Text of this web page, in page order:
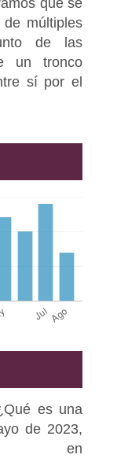
de múltiples
de las
un tronco
sí por el
es una
de 2023,
en